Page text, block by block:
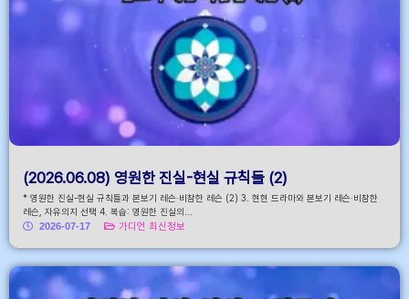
(2026.06.08) 영원한 진실-현실 규칙들 (2)
* 영원한 진실-현실 규칙들과 본보기 레슨·비참한 레슨 (2) 3. 현현 드라마와 본보기 레슨·비참한
레슨, 자유의지 선택 4. 복습: 영원한 진실의...
2026-07-17
가디언 최신정보